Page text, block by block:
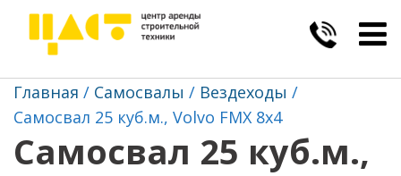
Главная Самосвалы
Вездеходы
Самосвал 25 куб.м., Volvo FMX 8х4
Самосвал 25 куб.м.,